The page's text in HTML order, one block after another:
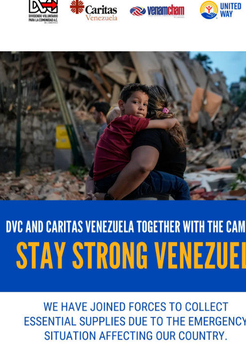
y economía circular.
directa en el sector productivo y en la vida
de ingeniería química sobre la efectividad de los
un equipo interdisciplinario de derecho e ingeniería de
empresas; otro desarrolló laboratorios de física en 3D
interesante es el uso del aloe vera para reducir
decana de Investigación y Desarrollo Académico de
con propósito, iniciativas que representan un
un estudiante y un producto con impacto directo en el
de neurociencia aplicada, análisis de alternativas
productivo agro-turístico y soluciones de ingeniería con
nacional y desarrollo de aplicaciones y ciencia de
a las 9:30 a.m. con la presencia de los rectores de las
Peraza, S.J., (UCAB) y la rectora de UNIMET, María
en Venezuela, Emmanuel Pineda.
Inaugural«Convergencias del Saber para los Retos del Siglo
David Bessières (Universidad de Pau, Francia), Dr. Antonio
Guillermo Aveledo (UNIMET).
será gratuito. Los interesados podrán seguir las
punto del país y del mundo a través de la agenda
.